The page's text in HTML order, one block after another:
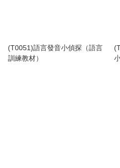
(T0051)語言發音小偵探（語言
訓練教材）